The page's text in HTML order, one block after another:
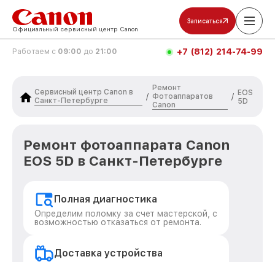
Официальный сервисный центр Canon
Записаться
Работаем с 09:00 до 21:00 +7 (812) 214-74-99
Сервисный центр Canon в
Санкт-Петербурге
/
Ремонт
Фотоаппаратов
Canon
/ EOS
5D
Ремонт фотоаппарата Canon
EOS 5D в Санкт-Петербурге
Полная диагностика
Определим поломку за счет мастерской, с
возможностью отказаться от ремонта.
Доставка устройства